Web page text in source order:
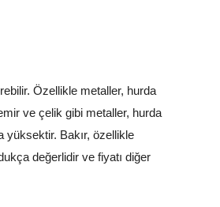
Özellikle metaller, hurda
ve çelik gibi metaller, hurda
yüksektir. Bakır, özellikle
değerlidir ve fiyatı diğer